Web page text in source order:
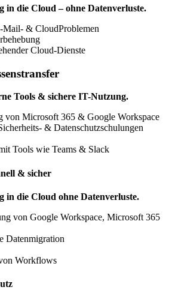
in die Cloud – ohne Datenverluste.
& CloudProblemen
Cloud-Dienste
Tools & sichere IT-Nutzung.
von Microsoft 365 & Google Workspace
& Datenschutzschulungen
Tools wie Teams & Slack
& sicher
in die Cloud ohne Datenverluste.
von Google Workspace, Microsoft 365
Datenmigration
Workflows